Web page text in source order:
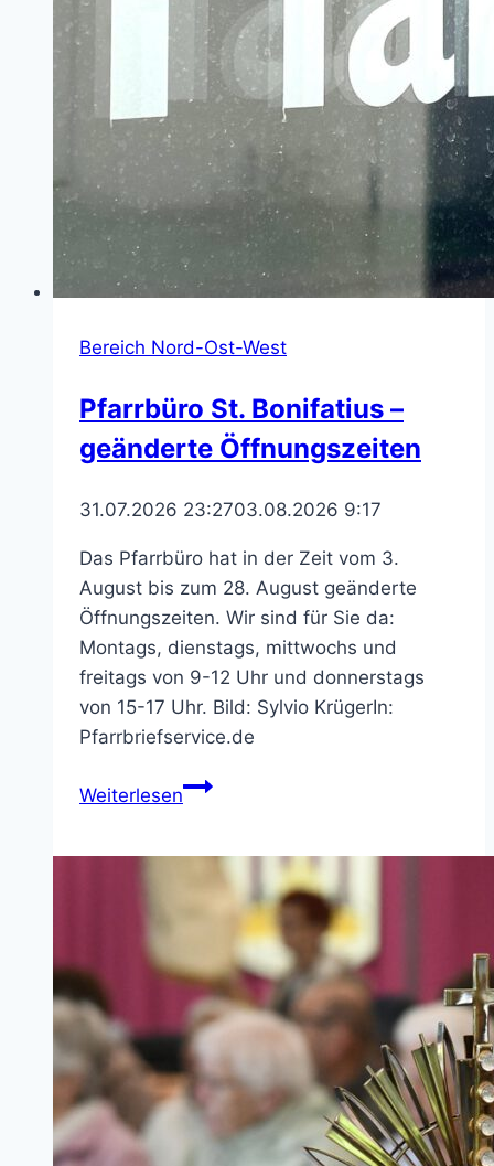
Bereich Nord-Ost-West
Pfarrbüro St. Bonifatius –
geänderte Öffnungszeiten
31.07.2026 23:2703.08.2026 9:17
Das Pfarrbüro hat in der Zeit vom 3.
August bis zum 28. August geänderte
Öffnungszeiten. Wir sind für Sie da:
Montags, dienstags, mittwochs und
freitags von 9-12 Uhr und donnerstags
von 15-17 Uhr. Bild: Sylvio KrügerIn:
Pfarrbriefservice.de
WeiterlesenPfarrbüro
geänderte
Öffnungszeiten